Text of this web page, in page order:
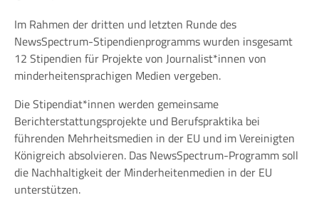
Im Rahmen der dritten und letzten Runde des
NewsSpectrum-Stipendienprogramms wurden insgesamt
12 Stipendien für Projekte von Journalist*innen von
minderheitensprachigen Medien vergeben.
Die Stipendiat*innen werden gemeinsame
Berichterstattungsprojekte und Berufspraktika bei
führenden Mehrheitsmedien in der EU und im Vereinigten
Königreich absolvieren. Das NewsSpectrum-Programm soll
die Nachhaltigkeit der Minderheitenmedien in der EU
unterstützen.